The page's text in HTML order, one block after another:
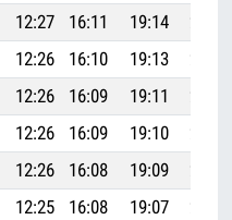
12:27 16:11 19:14
12:26 16:10 19:13
12:26 16:09 19:11
12:26 16:09 19:10
12:26 16:08 19:09
12:25 16:08 19:07